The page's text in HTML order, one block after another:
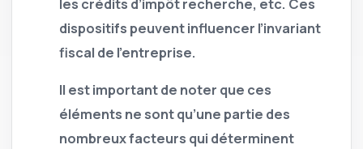
dispositifs peuvent influencer l’invariant
fiscal de l’entreprise.
Il est important de noter que ces
éléments ne sont qu’une partie des
nombreux facteurs qui déterminent